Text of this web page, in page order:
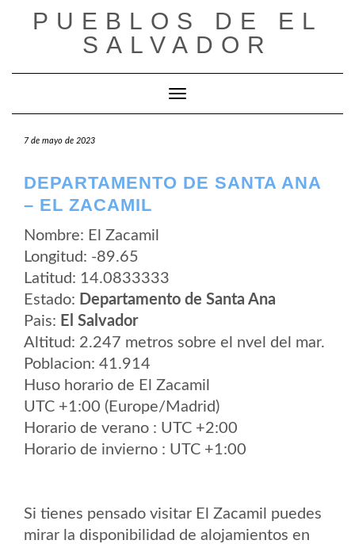
PUEBLOS DE EL
SALVADOR
Cambiar modo de navegación
7 de mayo de 2023
DEPARTAMENTO DE SANTA ANA
– EL ZACAMIL
Nombre: El Zacamil
Longitud: -89.65
Latitud: 14.0833333
Estado: Departamento de Santa Ana
Pais: El Salvador
Altitud: 2.247 metros sobre el nvel del mar.
Poblacion: 41.914
Huso horario de El Zacamil
UTC +1:00 (Europe/Madrid)
Horario de verano : UTC +2:00
Horario de invierno : UTC +1:00
Si tienes pensado visitar El Zacamil puedes
mirar la disponibilidad de alojamientos en